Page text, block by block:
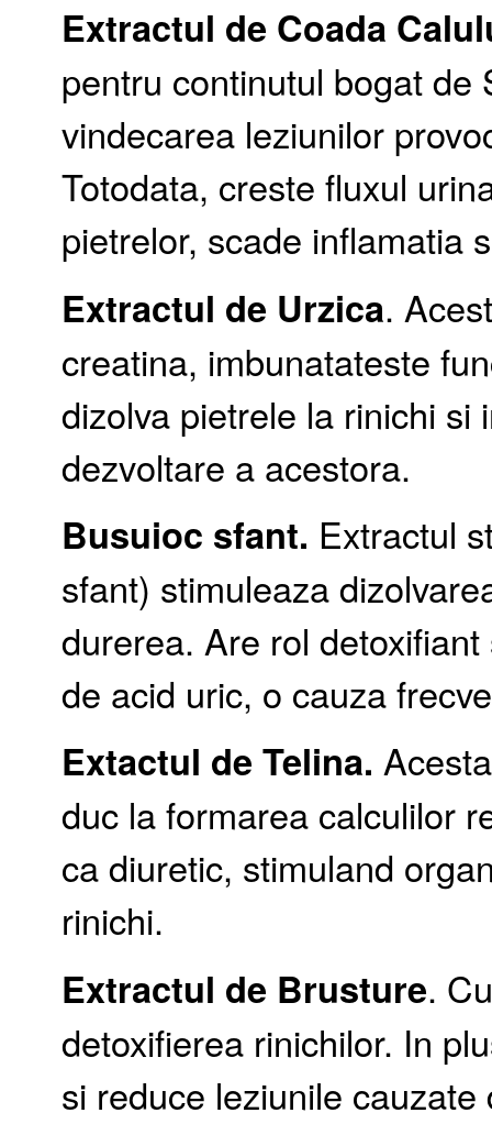
Extractul de Coada
pentru continutul bogat de
vindecarea leziunilor
Totodata, creste fluxul
pietrelor, scade inflamatia
Extractul de Urzica.
creatina, imbunatateste
dizolva pietrele la rinichi si
dezvoltare a acestora.
Busuioc sfant. Extractul
sfant) stimuleaza
durerea. Are rol
de acid uric, o cauza
Extactul de Telina.
duc la formarea calculilor
ca diuretic, stimuland
rinichi.
Extractul de Brusture.
detoxifierea rinichilor. In
si reduce leziunile